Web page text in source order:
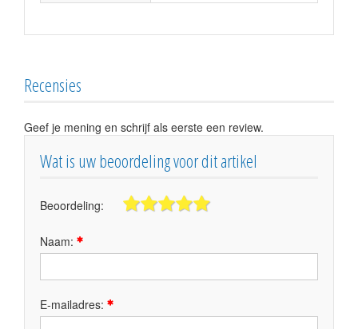
Recensies
Geef je mening en schrijf als eerste een review.
Wat is uw beoordeling voor dit artikel
Beoordeling:
Naam:
E-mailadres: